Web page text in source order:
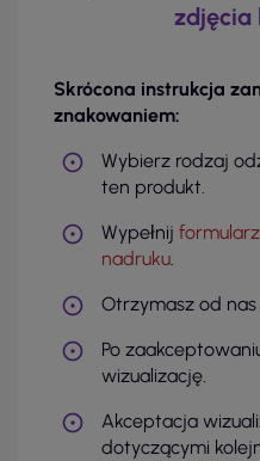
zdjęcia
Skrócona instrukcja
znakowaniem:
Wybierz rodzaj
ten produkt.
Wypełnij
nadruku.
Otrzymasz od
Po
wizualizację.
Akceptacja
dotyczącymi